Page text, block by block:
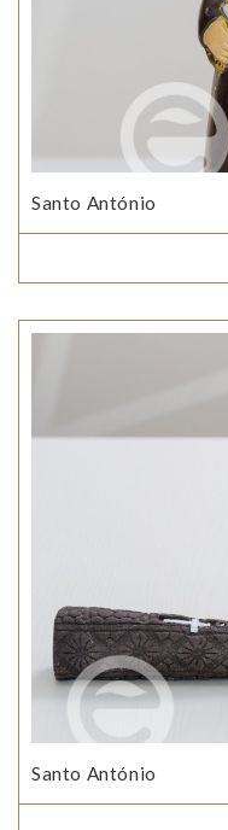
Santo António
Santo António